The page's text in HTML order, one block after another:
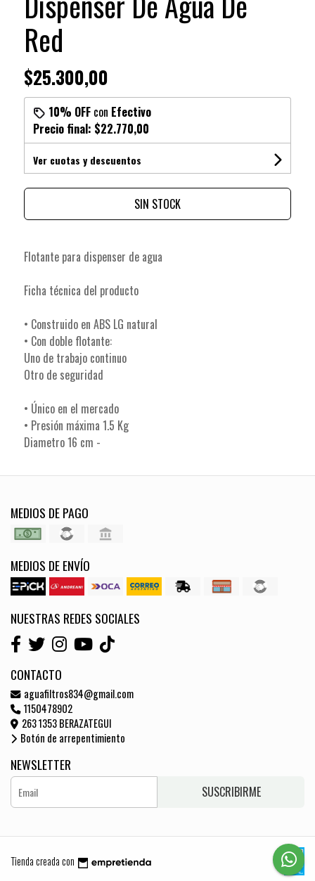
Red
$25.300,00
10% OFFcon Efectivo
Precio final: $22.770,00
Ver cuotas y descuentos
SIN STOCK
Flotante para dispenser de agua
Ficha técnica del producto
• Construido en ABS LG natural
• Con doble flotante:
Uno de trabajo continuo
Otro de seguridad
• Único en el mercado
• Presión máxima 1.5 Kg
Diametro 16 cm -
MEDIOS DE PAGO
MEDIOS DE ENVÍO
NUESTRAS REDES SOCIALES
CONTACTO
aguafiltros834@gmail.com
1150478902
263 1353 BERAZATEGUI
Botón de arrepentimiento
NEWSLETTER
SUSCRIBIRME
Tienda creada con